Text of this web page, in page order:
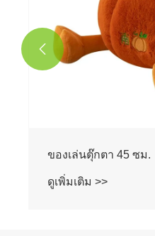
